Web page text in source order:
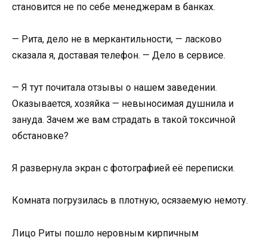
становится не по себе менеджерам в банках.
— Рита, дело не в меркантильности, — ласково
сказала я, доставая телефон. — Дело в сервисе.
— Я тут почитала отзывы о нашем заведении.
Оказывается, хозяйка — невыносимая душнила и
зануда. Зачем же вам страдать в такой токсичной
обстановке?
Я развернула экран с фотографией её переписки.
Комната погрузилась в плотную, осязаемую немоту.
Лицо Риты пошло неровным кирпичным